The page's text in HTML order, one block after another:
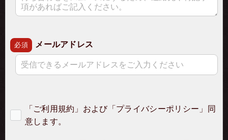
必須 メールアドレス
「ご利用規約」および「プライバシーポリシー」同
意します。